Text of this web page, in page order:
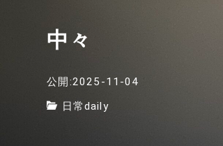
中々
公開:2025-11-04
日常daily